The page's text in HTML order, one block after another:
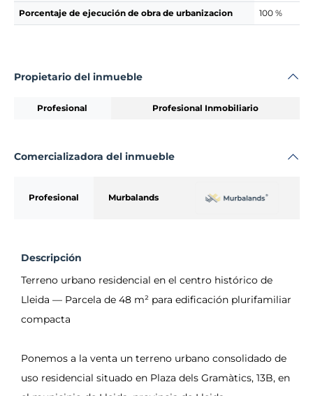
Porcentaje de ejecución de obra de urbanizacion 100 %
Propietario del inmueble
Profesional Profesional Inmobiliario
Comercializadora del inmueble
Profesional Murbalands
Descripción